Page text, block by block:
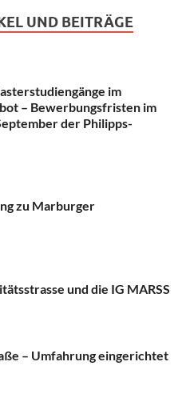
UND BEITRÄGE
im
– Bewerbungsfristen im
der Philipps-
zu Marburger
und die IG MARSS
­– Umfahrung eingerichtet